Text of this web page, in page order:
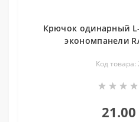
Крючок одинарный
экономпанели
Код товара: